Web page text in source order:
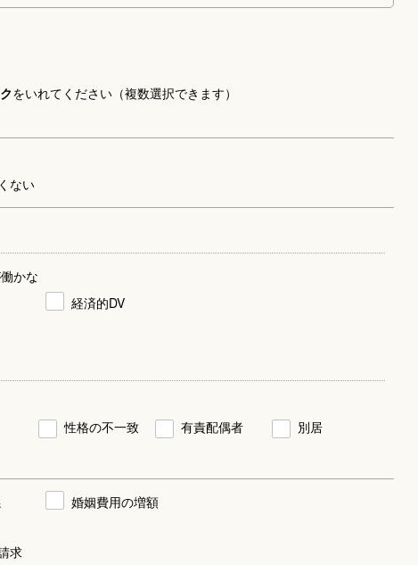
をいれてください（複数選択できます）
ない
かな
経済的DV
性格の不一致 有責配偶者
別居
婚姻費用の増額
求